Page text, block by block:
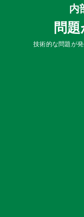
内
問
技術的な問題が